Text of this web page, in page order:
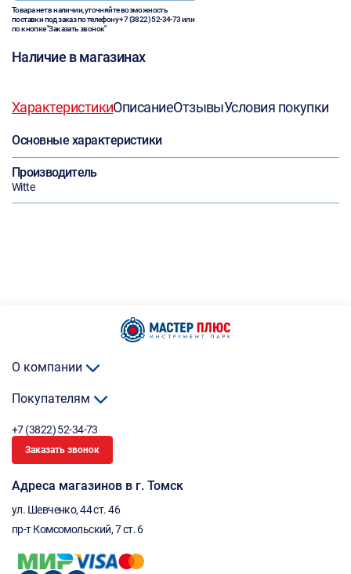
Товара нет в наличии, уточняйте возможность
поставки под заказ по телефону+7 (3822) 52-34-73или
по кнопке "Заказать звонок"
Наличие в магазинах
ХарактеристикиОписаниеОтзывыУсловия покупки
Основные характеристики
Производитель
Witte
О компании
Покупателям
+7 (3822) 52-34-73
Заказать звонок
Адреса магазинов в г. Томск
ул. Шевченко, 44 ст. 46
пр-т Комсомольский, 7 ст. 6